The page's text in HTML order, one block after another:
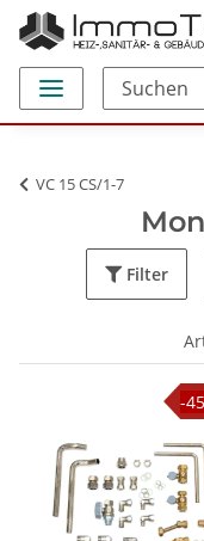
VC 15 CS/1-7
Filter
-